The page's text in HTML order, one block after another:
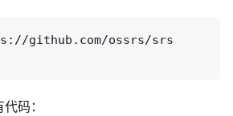
github.com/ossrs/srs
码：